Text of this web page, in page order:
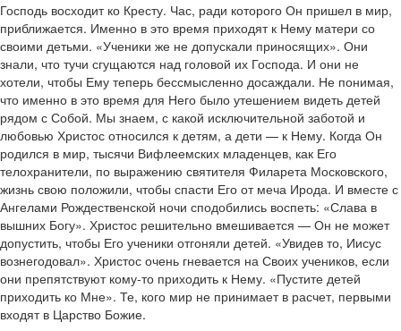
Господь восходит ко Кресту. Час, ради которого Он пришел в мир,
приближается. Именно в это время приходят к Нему матери со
своими детьми. «Ученики же не допускали приносящих». Они
знали, что тучи сгущаются над головой их Господа. И они не
хотели, чтобы Ему теперь бессмысленно досаждали. Не понимая,
что именно в это время для Него было утешением видеть детей
рядом с Собой. Мы знаем, с какой исключительной заботой и
любовью Христос относился к детям, а дети — к Нему. Когда Он
родился в мир, тысячи Вифлеемских младенцев, как Его
телохранители, по выражению святителя Филарета Московского,
жизнь свою положили, чтобы спасти Его от меча Ирода. И вместе с
Ангелами Рождественской ночи сподобились воспеть: «Слава в
вышних Богу». Христос решительно вмешивается — Он не может
допустить, чтобы Его ученики отгоняли детей. «Увидев то, Иисус
вознегодовал». Христос очень гневается на Своих учеников, если
они препятствуют кому-то приходить к Нему. «Пустите детей
приходить ко Мне». Те, кого мир не принимает в расчет, первыми
входят в Царство Божие.